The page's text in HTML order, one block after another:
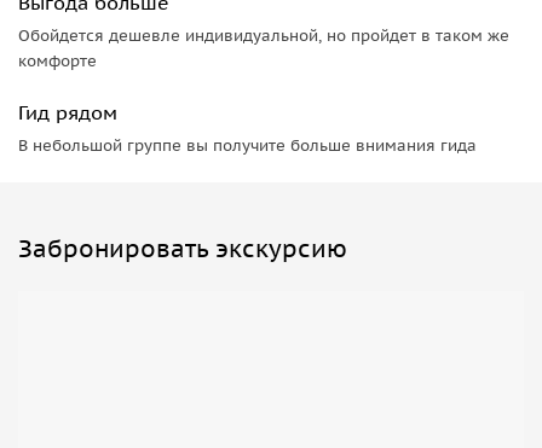
Обойдется дешевле индивидуальной, но пройдет в таком же
комфорте
Гид рядом
В небольшой группе вы получите больше внимания гида
Забронировать экскурсию